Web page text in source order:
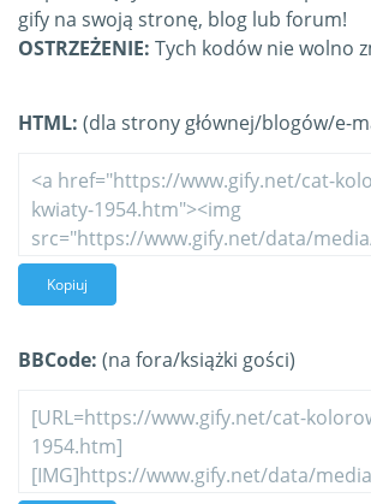
gify na swoją stronę, blog lub forum!
OSTRZEŻENIE: Tych kodów nie wolno
HTML: (dla strony głównej/blogów/e-
Kopiuj
BBCode: (na fora/książki gości)